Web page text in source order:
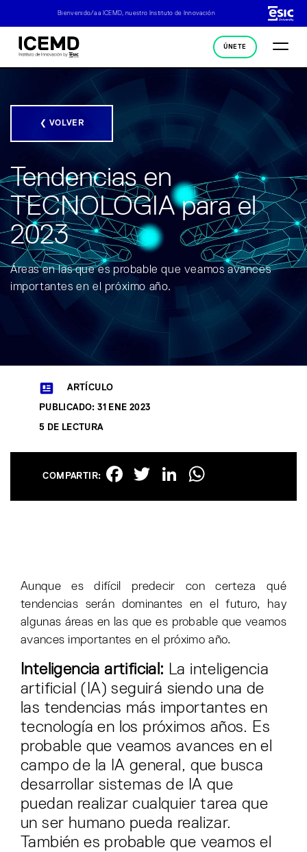
Bienvenido/a a ICEMD, nuestro Instituto de Innovación
ÚNETE
❮ VOLVER
Tendencias en
TECNOLOGIA para el
2023
Áreas en las que es probable que veamos avances
importantes en el próximo año.
ARTÍCULO
PUBLICADO: 31 ENE 2023
5 DE LECTURA
COMPARTIR: Facebook
TwitterLinkedIn
Aunque es difícil predecir con certeza qué
tendencias serán dominantes en el futuro, hay
algunas áreas en las que es probable que veamos
avances importantes en el próximo año.
Inteligencia artificial: La inteligencia
artificial (IA) seguirá siendo una de
las tendencias más importantes en
tecnología en los próximos años. Es
probable que veamos avances en el
campo de la IA general, que busca
desarrollar sistemas de IA que
puedan realizar cualquier tarea que
un ser humano pueda realizar.
También es probable que veamos el